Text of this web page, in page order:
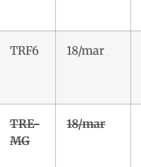
TRF6 18/mar
TRE-
MG
18/mar